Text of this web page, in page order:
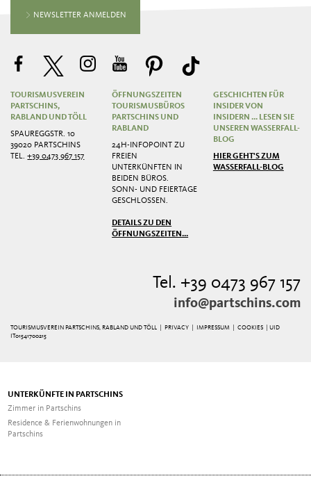
NEWSLETTER ANMELDEN
TOURISMUSVEREIN
PARTSCHINS,
RABLAND UND TÖLL
SPAUREGGSTR. 10
39020 PARTSCHINS
TEL.+39 0473 967 157
ÖFFNUNGSZEITEN
TOURISMUSBÜROS
PARTSCHINS UND
RABLAND
24H-INFOPOINT ZU
FREIEN
UNTERKÜNFTEN IN
BEIDEN BÜROS.
SONN- UND FEIERTAGE
GESCHLOSSEN.
DETAILS ZU DEN
ÖFFNUNGSZEITEN...
GESCHICHTEN FÜR
INSIDER VON
INSIDERN ... LESEN SIE
UNSEREN WASSERFALL-
BLOG
HIER GEHT'S ZUM
WASSERFALL-BLOG
Tel. +39 0473 967 157
info@partschins.com
TOURISMUSVEREIN PARTSCHINS, RABLAND UND TÖLL | PRIVACY IMPRESSUM |COOKIES
| UID
IT01541700215
UNTERKÜNFTE IN PARTSCHINS
Zimmer in Partschins
Residence & Ferienwohnungen in
Partschins